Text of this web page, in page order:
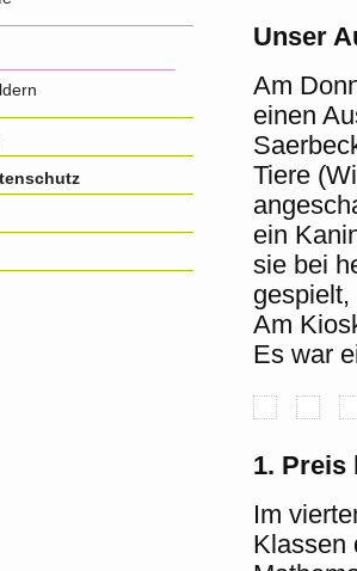
Unser
Am
einen
Tiere
ein
sie bei
Am
Es war
1. Preis
Im
Klassen